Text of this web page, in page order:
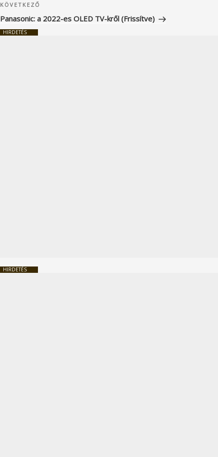
Következő
bejegyzés
KÖVETKEZŐ
Panasonic: a 2022-es OLED TV-kről (Frissítve)
HIRDETÉS
HIRDETÉS